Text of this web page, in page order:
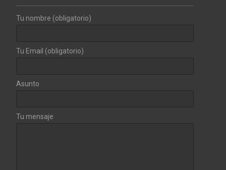
Tu nombre (obligatorio)
Tu Email (obligatorio)
Asunto
Tu mensaje